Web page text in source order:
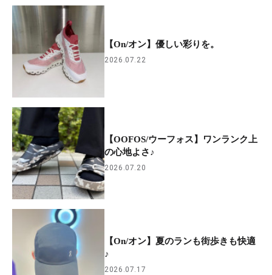
【On/オン】優しい彩りを。
2026.07.22
【OOFOS/ウーフォス】ワンランク上
の心地よさ♪
2026.07.20
【On/オン】夏のランも街歩きも快適
♪
2026.07.17